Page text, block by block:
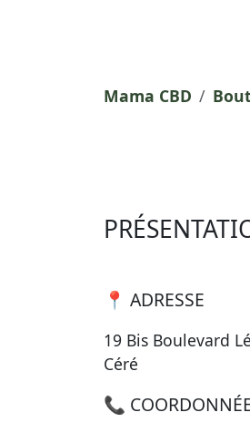
Mama CBD
📍 ADRESSE
19 Bis Boulevard
Céré
📞